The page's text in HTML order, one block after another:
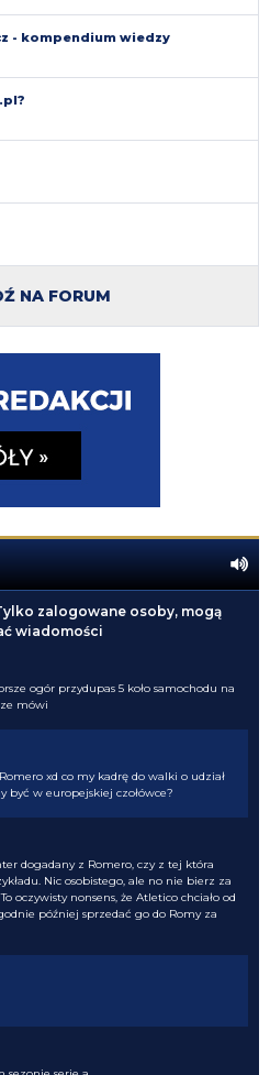
- kompendium wiedzy
NA FORUM
zalogowane osoby, mogą
wiadomości
ogór przydupas 5 koło samochodu na
mówi
xd co my kadrę do walki o udział
być w europejskiej czołówce?
dogadany z Romero, czy z tej która
Nic osobistego, ale no nie bierz za
oczywisty nonsens, że Atletico chciało od
później sprzedać go do Romy za